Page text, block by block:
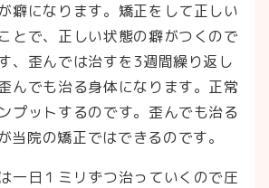
癖になります。矯正をして正しい
とで、正しい状態の癖がつくので
、歪んでは治すを3週間繰り返し
んでも治る身体になります。正常
プットするのです。歪んでも治る
院の矯正ではできるのです。
一日１ミリずつ治っていくので圧